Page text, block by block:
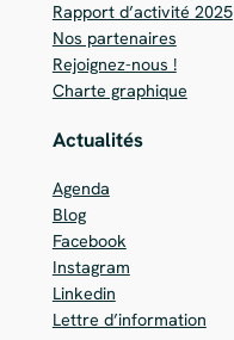
Rapport d’activité 2025
Nos partenaires
Rejoignez-nous !
Charte graphique
Actualités
Agenda
Blog
Facebook
Instagram
Linkedin
Lettre d’information